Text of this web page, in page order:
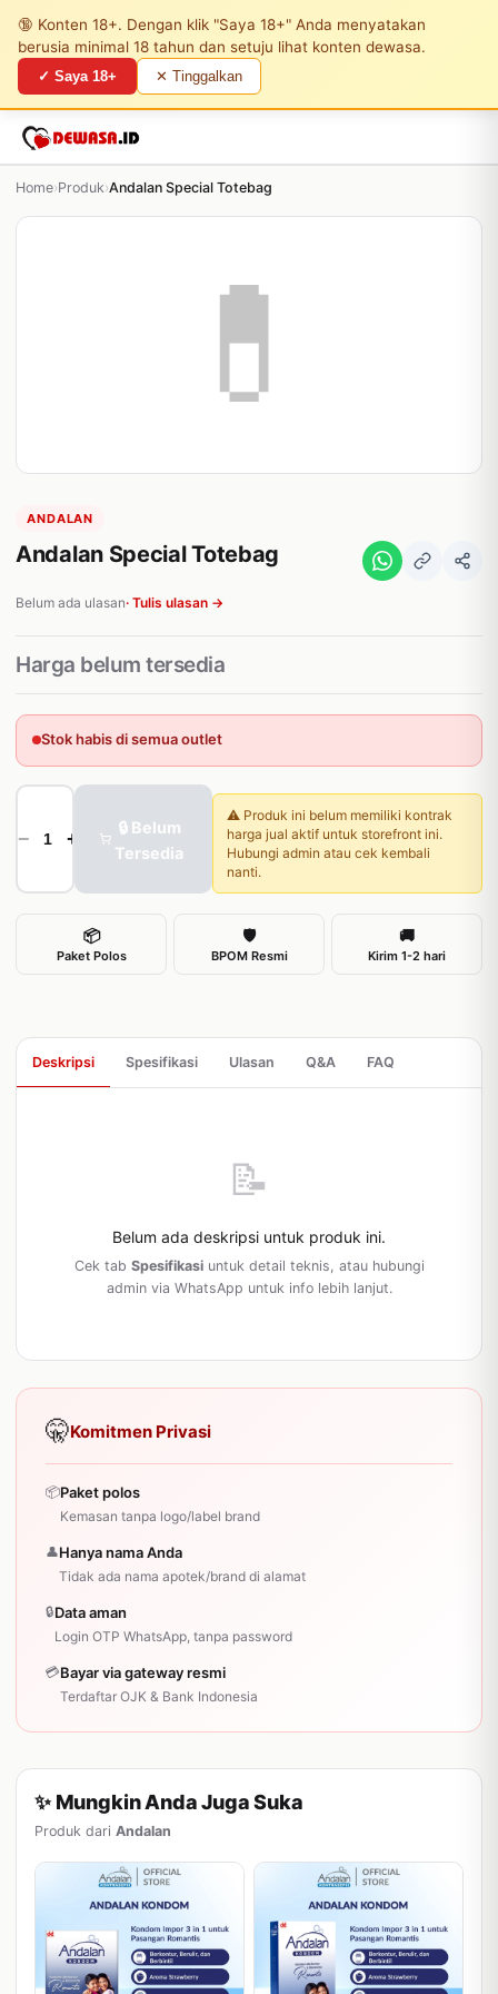
🔞 Konten 18+. Dengan klik "Saya 18+" Anda menyatakan
berusia minimal 18 tahun dan setuju lihat konten dewasa.
✓ Saya 18+ ✕ Tinggalkan
Home›Produk›Andalan Special Totebag
💊
ANDALAN
Andalan Special Totebag
Belum ada ulasan· Tulis ulasan →
Harga belum tersedia
Stok habis di semua outlet
− +
🔒 Belum
Tersedia
⚠️ Produk ini belum memiliki kontrak
harga jual aktif untuk storefront ini.
Hubungi admin atau cek kembali
nanti.
📦
Paket Polos
🛡
BPOM Resmi
🚚
Kirim 1-2 hari
Deskripsi Spesifikasi Ulasan Q&A FAQ
📝
Belum ada deskripsi untuk produk ini.
Cek tab Spesifikasiuntuk detail teknis, atau hubungi
admin via WhatsApp untuk info lebih lanjut.
🤫Komitmen Privasi
📦Paket polos
Kemasan tanpa logo/label brand
👤Hanya nama Anda
Tidak ada nama apotek/brand di alamat
🔒Data aman
Login OTP WhatsApp, tanpa password
💳Bayar via gateway resmi
Terdaftar OJK & Bank Indonesia
✨ Mungkin Anda Juga Suka
Produk dari Andalan